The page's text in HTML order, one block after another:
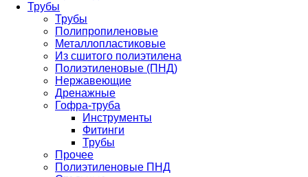
Трубы
Трубы
Полипропиленовые
Металлопластиковые
Из сшитого полиэтилена
Полиэтиленовые (ПНД)
Нержавеющие
Дренажные
Гофра-труба
Инструменты
Фитинги
Трубы
Прочее
Полиэтиленовые ПНД